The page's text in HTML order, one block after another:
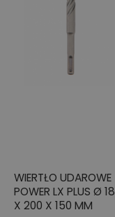
WIERTŁO UDAROWE
POWER LX PLUS Ø 18
X 200 X 150 MM